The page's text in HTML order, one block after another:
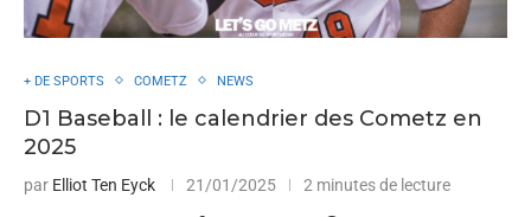
+ DE SPORTS COMETZ NEWS
D1 Baseball : le calendrier des Cometz en
2025
par Elliot Ten Eyck 21/01/2025 2 minutes de lecture